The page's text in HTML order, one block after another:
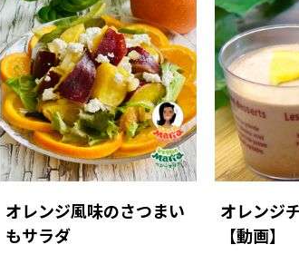
オレンジ風味のさつまい
もサラダ
オレンジ
【動画】